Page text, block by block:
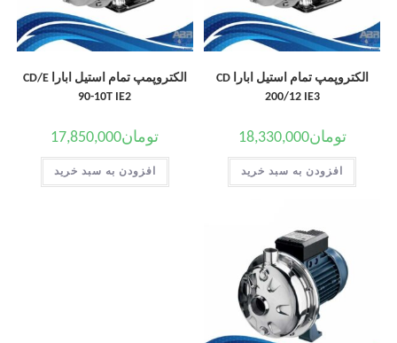
الکتروپمپ تمام استیل ابارا CD
200/12 IE3
تومان18,330,000
افزودن به سبد خرید
الکتروپمپ تمام استیل ابارا CD/E
90-10T IE2
تومان17,850,000
افزودن به سبد خرید